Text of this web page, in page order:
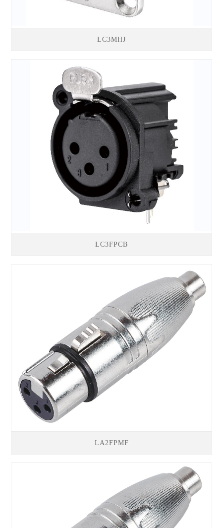
LC3MHJ
LC3FPCB
LA2FPMF